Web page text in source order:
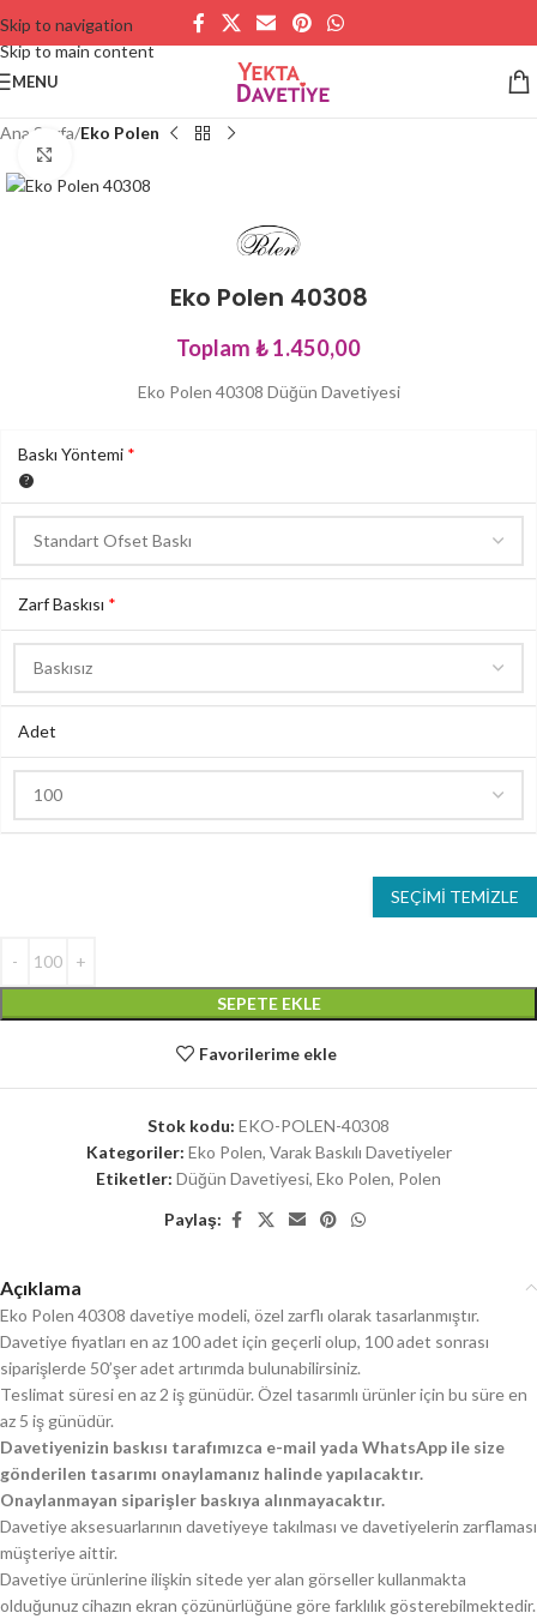
Skip to navigation
Skip to main content
MENU
Ana Sayfa Eko Polen
Eko Polen 40308
Toplam ₺ 1.450,00
Eko Polen 40308 Düğün Davetiyesi
Baskı Yöntemi *
Zarf Baskısı *
Adet
SEÇIMI TEMIZLE
SEPETE EKLE
Favorilerime ekle
Stok kodu: EKO-POLEN-40308
Kategoriler: Eko Polen, Varak Baskılı Davetiyeler
Etiketler: Düğün Davetiyesi, Eko Polen, Polen
Paylaş:
Açıklama
Eko Polen 40308 davetiye modeli, özel zarflı olarak tasarlanmıştır.
Davetiye fiyatları en az 100 adet için geçerli olup, 100 adet sonrası
siparişlerde 50’şer adet artırımda bulunabilirsiniz.
Teslimat süresi en az 2 iş günüdür. Özel tasarımlı ürünler için bu süre en
az 5 iş günüdür.
Davetiyenizin baskısı tarafımızca e-mail yada WhatsApp ile size
gönderilen tasarımı onaylamanız halinde yapılacaktır.
Onaylanmayan siparişler baskıya alınmayacaktır.
Davetiye aksesuarlarının davetiyeye takılması ve davetiyelerin zarflaması
müşteriye aittir.
Davetiye ürünlerine ilişkin sitede yer alan görseller kullanmakta
olduğunuz cihazın ekran çözünürlüğüne göre farklılık gösterebilmektedir.